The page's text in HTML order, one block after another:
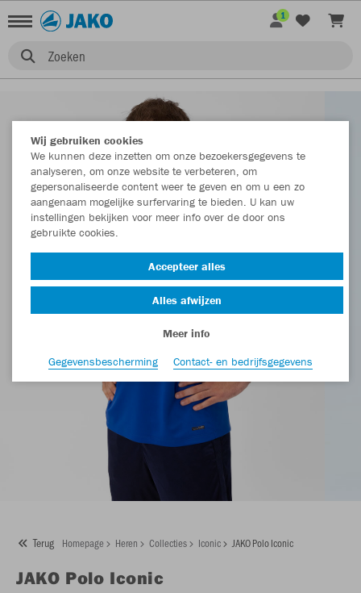
Zoeken
1
Terug Homepage Heren Collecties Iconic JAKO Polo Iconic
JAKO Polo Iconic
Wij gebruiken cookies
We kunnen deze inzetten om onze bezoekersgegevens te
analyseren, om onze website te verbeteren, om
gepersonaliseerde content weer te geven en om u een zo
aangenaam mogelijke surfervaring te bieden. U kan uw
instellingen bekijken voor meer info over de door ons
gebruikte cookies.
Accepteer alles
Alles afwijzen
Meer info
Gegevensbescherming
Contact- en bedrijfsgegevens